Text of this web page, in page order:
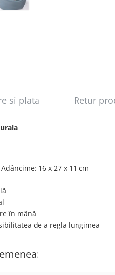
si plata Retur
16 х 27 х 11 cm
în mână
de a regla lungimea